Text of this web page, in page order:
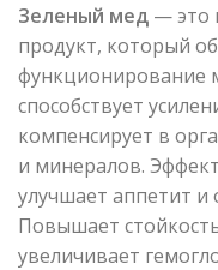
Зеленый мед — это
продукт, который
функционирование
способствует
компенсирует в
и минералов.
улучшает аппетит и
Повышает
увеличивает